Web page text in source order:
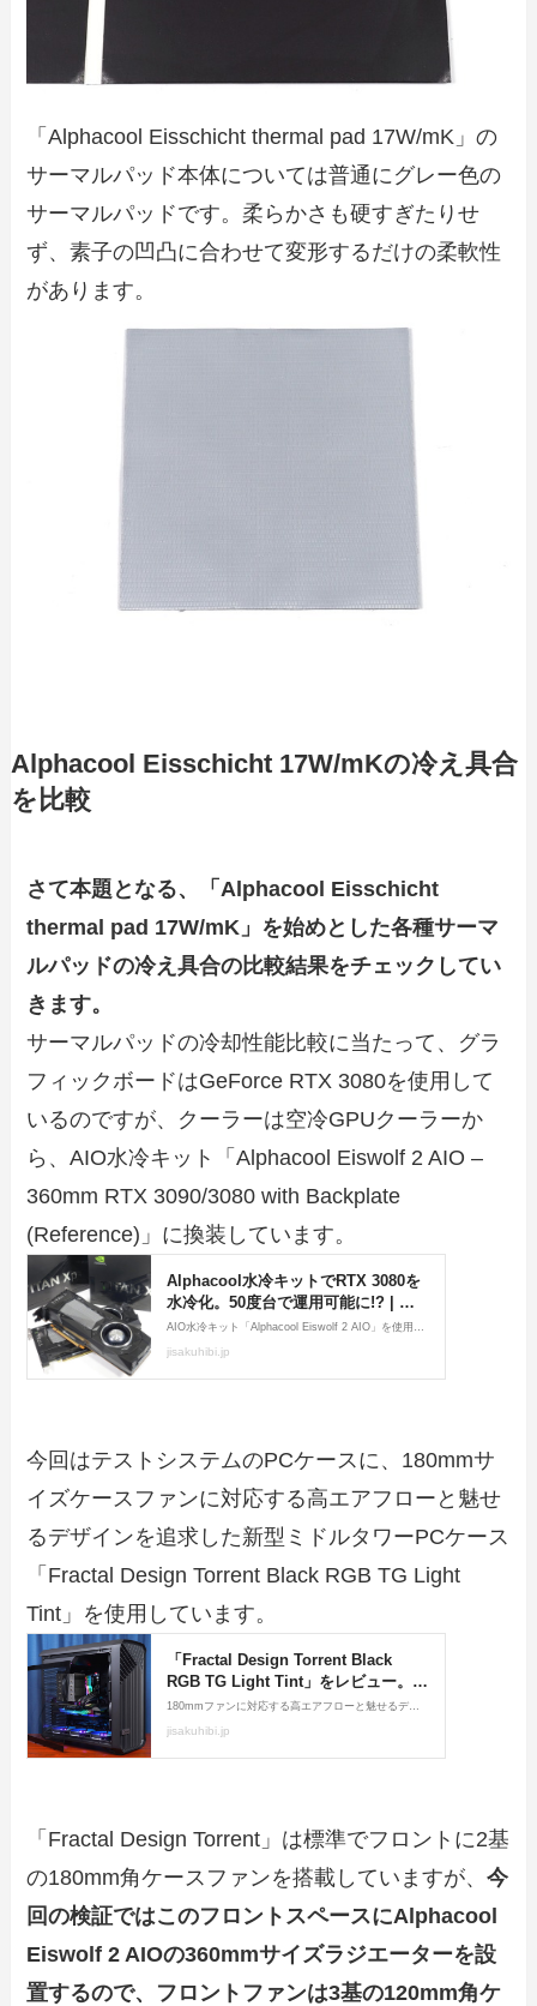
「Alphacool Eisschicht thermal pad 17W/mK」の
サーマルパッド本体については普通にグレー色の
サーマルパッドです。柔らかさも硬すぎたりせ
ず、素子の凹凸に合わせて変形するだけの柔軟性
があります。
Alphacool Eisschicht 17W/mKの冷え具合
を比較
さて本題となる、「Alphacool Eisschicht
thermal pad 17W/mK」を始めとした各種サーマ
ルパッドの冷え具合の比較結果をチェックしてい
きます。
サーマルパッドの冷却性能比較に当たって、グラ
フィックボードはGeForce RTX 3080を使用して
いるのですが、クーラーは空冷GPUクーラーか
ら、AIO水冷キット「Alphacool Eiswolf 2 AIO –
360mm RTX 3090/3080 with Backplate
(Reference)」に換装しています。
今回はテストシステムのPCケースに、180mmサ
イズケースファンに対応する高エアフローと魅せ
るデザインを追求した新型ミドルタワーPCケース
「Fractal Design Torrent Black RGB TG Light
Tint」を使用しています。
「Fractal Design Torrent」は標準でフロントに2基
の180mm角ケースファンを搭載していますが、今
回の検証ではこのフロントスペースにAlphacool
Eiswolf 2 AIOの360mmサイズラジエーターを設
置するので、フロントファンは3基の120mm角ケ